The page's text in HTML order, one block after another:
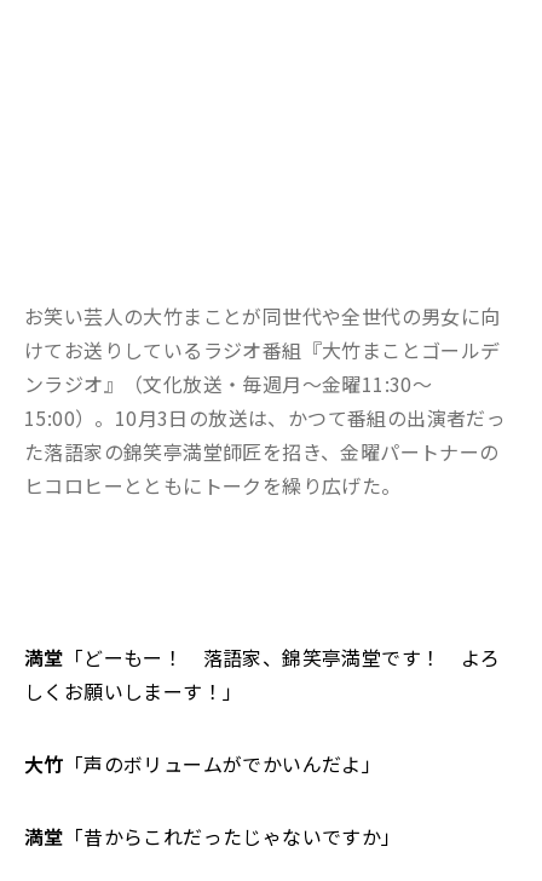
お笑い芸人の大竹まことが同世代や全世代の男女に向
けてお送りしているラジオ番組『大竹まことゴールデ
ンラジオ』（文化放送・毎週月〜金曜11:30～
15:00）。10月3日の放送は、かつて番組の出演者だっ
た落語家の錦笑亭満堂師匠を招き、金曜パートナーの
ヒコロヒーとともにトークを繰り広げた。
満堂 「どーもー！ 落語家、錦笑亭満堂です！ よろ
しくお願いしまーす！」
大竹 「声のボリュームがでかいんだよ」
満堂 「昔からこれだったじゃないですか」